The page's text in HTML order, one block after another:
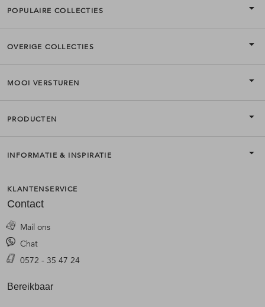
POPULAIRE COLLECTIES
OVERIGE COLLECTIES
MOOI VERSTUREN
PRODUCTEN
INFORMATIE & INSPIRATIE
KLANTENSERVICE
Contact
Mail ons
Chat
0572 - 35 47 24
Bereikbaar